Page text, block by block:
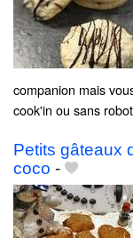
companion mais
cook'in ou sans
Petits gâteaux
coco -